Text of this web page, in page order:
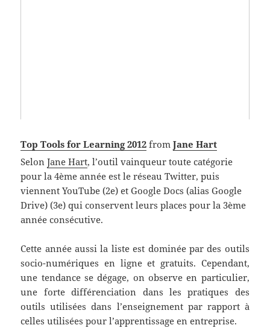
Top Tools for Learning 2012 fromJane Hart
SelonJane Hart, l’outil vainqueur toute catégorie
pour la 4ème année est le réseau Twitter, puis
viennent YouTube (2e) et Google Docs (alias Google
Drive) (3e) qui conservent leurs places pour la 3ème
année consécutive.
Cette année aussi la liste est dominée par des outils
socio-numériques en ligne et gratuits. Cependant,
une tendance se dégage, on observe en particulier,
une forte différenciation dans les pratiques des
outils utilisées dans l’enseignement par rapport à
celles utilisées pour l’apprentissage en entreprise.